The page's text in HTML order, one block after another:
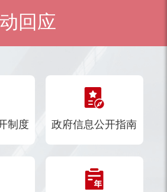
回应
制度 政府信息公开指南